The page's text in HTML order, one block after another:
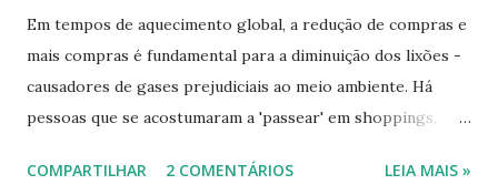
Em tempos de aquecimento global, a redução de compras e
mais compras é fundamental para a diminuição dos lixões -
causadores de gases prejudiciais ao meio ambiente. Há
pessoas que se acostumaram a 'passear' em shoppings,
sem a menor necessidade. Vamos repensar nossos hábitos
COMPARTILHAR 2 COMENTÁRIOS LEIA MAIS »